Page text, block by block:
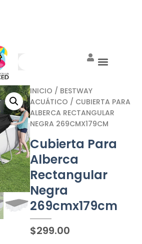
INICIO / BESTWAY
ACUÁTICO / CUBIERTA PARA
ALBERCA RECTANGULAR
NEGRA 269CMX179CM
Cubierta Para
Alberca
Rectangular
Negra
269cmx179cm
$299.00